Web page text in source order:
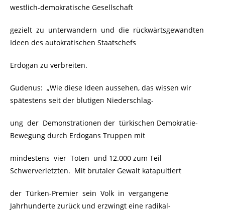
westlich-demokratische Gesellschaft
gezielt zu unterwandern und die rückwärtsgewandten
Ideen des autokratischen Staatschefs
Erdogan zu verbreiten.
Gudenus: „Wie diese Ideen aussehen, das wissen wir
spätestens seit der blutigen Niederschlag-
ung der Demonstrationen der türkischen Demokratie-
Bewegung durch Erdogans Truppen mit
mindestens vier Toten und 12.000 zum Teil
Schwerverletzten. Mit brutaler Gewalt katapultiert
der Türken-Premier sein Volk in vergangene
Jahrhunderte zurück und erzwingt eine radikal-